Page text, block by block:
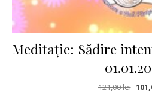
Meditație: Sădire
121,00lei